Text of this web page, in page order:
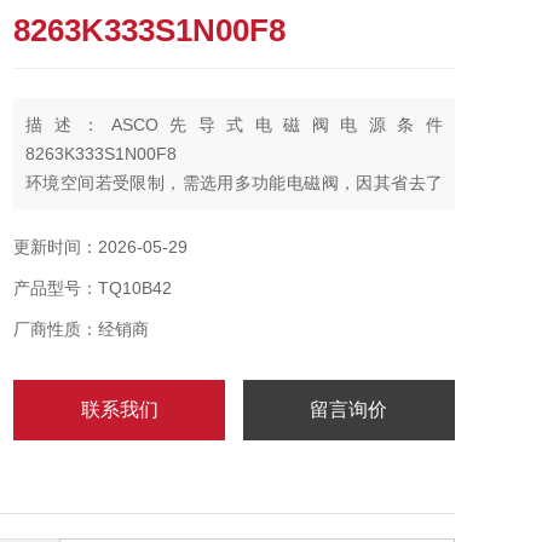
8263K333S1N00F8
描述：ASCO先导式电磁阀电源条件
8263K333S1N00F8
环境空间若受限制，需选用多功能电磁阀，因其省去了
更新时间：2026-05-29
产品型号：TQ10B42
厂商性质：经销商
联系我们 留言询价